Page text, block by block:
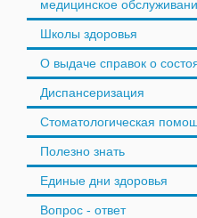
медицинское
Школы здоровья
О выдаче справок о
Диспансеризация
Стоматологическая
Полезно знать
Единые дни здоровья
Вопрос - ответ